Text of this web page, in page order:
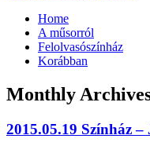
Home
A műsorról
Felolvasószínház
Korábban
Monthly
2015.05.19 Színház